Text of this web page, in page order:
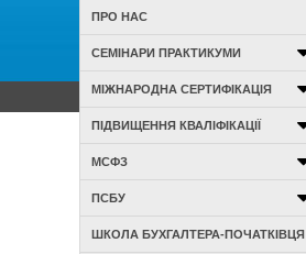
ПРО НАС
СЕМІНАРИ ПРАКТИКУМИ
МІЖНАРОДНА СЕРТИФІКАЦІЯ
ПІДВИЩЕННЯ КВАЛІФІКАЦІЇ
МСФЗ
ПСБУ
ШКОЛА БУХГАЛТЕРА-ПОЧАТКІВЦЯ